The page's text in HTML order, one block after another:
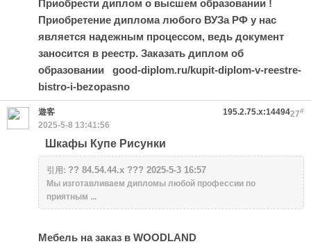
Приобрести диплом о высшем образовании !
Приобретение диплома любого ВУЗа РФ у нас
является надежным процессом, ведь документ
заносится в реестр. Заказать диплом об
образовании good-diplom.ru/kupit-diplom-v-reestre-
bistro-i-bezopasno
27#
遊客
195.2.75.x:14494
2025-5-8 13:41:56
Шкафы Купе Рисунки
引用: ?? 84.54.44.x ??? 2025-5-3 16:57
Мы изготавливаем дипломы любой профессии по
приятным ...
Мебель на заказ в WOODLAND